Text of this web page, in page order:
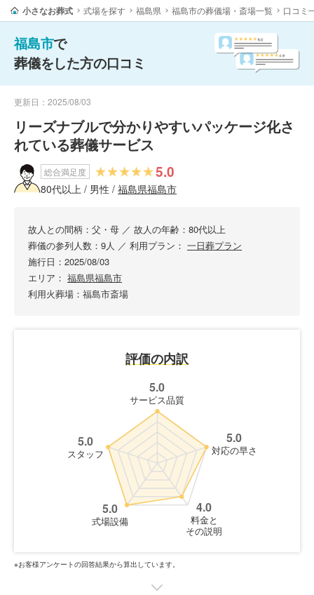
小さなお葬式 式場を探す 福島県 福島市の葬儀場・斎場一覧 口コミ
福島市で
葬儀をした方の口コミ
更新日：2025/08/03
リーズナブルで分かりやすいパッケージ化さ
れている葬儀サービス
総合満足度 5.0
80代以上 / 男性 / 福島県福島市
故人との間柄：父・母 ／ 故人の年齢：80代以上
葬儀の参列人数：9人 ／ 利用プラン： 一日葬プラン
施行日：2025/08/03
エリア： 福島県福島市
利用火葬場：福島市斎場
評価の内訳
5.0
サービス品質
5.0
対応の早さ
4.0
料金と
その説明
5.0
式場設備
5.0
スタッフ
※お客様アンケートの回答結果から算出しています。